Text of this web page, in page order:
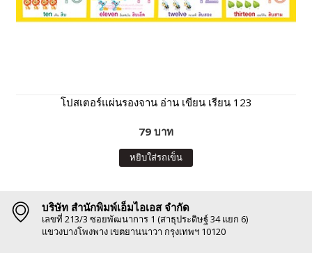
โปสเตอร์แผ่นรองจาน อ่าน เขียน เรียน 123
79 บาท
หยิบใส่รถเข็น
บริษัท สำนักพิมพ์เอ็มไอเอส จำกัด
เลขที่ 213/3 ซอยพัฒนาการ 1 (สาธุประดิษฐ์ 34 แยก 6)
แขวงบางโพงพาง เขตยานนาวา กรุงเทพฯ 10120